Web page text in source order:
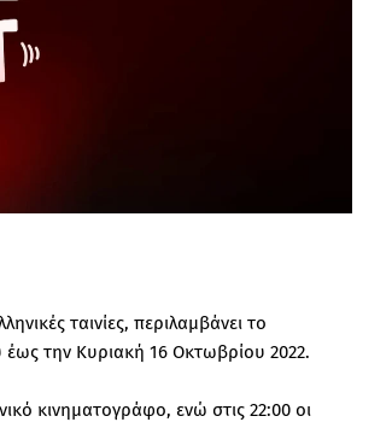
ταινίες, περιλαμβάνει το
την Κυριακή 16 Οκτωβρίου 2022.
κινηματογράφο, ενώ στις 22:00 οι